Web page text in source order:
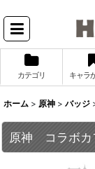
カテゴリ キャラ
ホーム > 原神 > バッジ
原神 コラボカ